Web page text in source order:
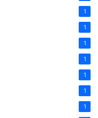
1
1
1
1
1
1
1